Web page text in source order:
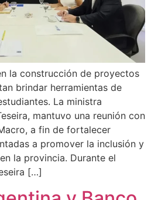
la construcción de proyectos
brindar herramientas de
La ministra
mantuvo una reunión con
a fin de fortalecer
a promover la inclusión y
la provincia. Durante el
[…]